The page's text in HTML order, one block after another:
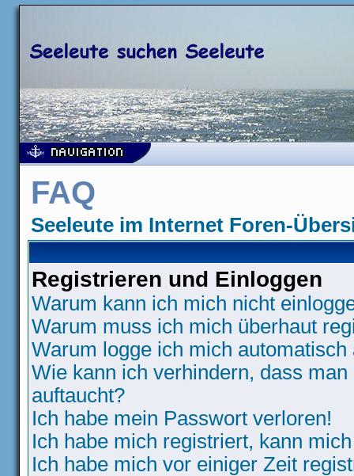
FAQ
Seeleute im Internet Foren-
Registrieren und Einloggen
Warum kann ich mich nicht
Warum muss ich mich überhaut
Warum logge ich mich automatisch
Wie kann ich verhindern, dass
auftaucht?
Ich habe mein Passwort verloren!
Ich habe mich registriert, kann
Ich habe mich vor einiger Zeit